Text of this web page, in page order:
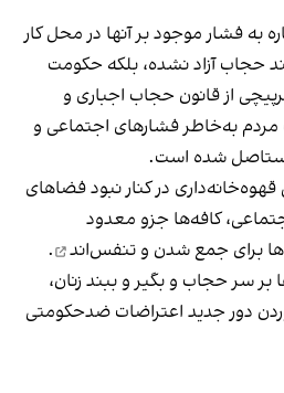
به فشار موجود بر آنها در محل کار
حجاب آزاد نشده، بلکه حکومت
از قانون حجاب اجباری و
به‌خاطر فشارهای اجتماعی و
شده است.
در کنار نبود فضاهای
کافه‌ها جزو معدود
برای جمع شدن و تنفس‌اند
.
بر سر حجاب و بگیر و ببند زنان،
دور جدید اعتراضات ضدحکومتی